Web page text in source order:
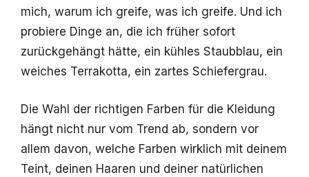
mich, warum ich greife, was ich greife. Und ich
probiere Dinge an, die ich früher sofort
zurückgehängt hätte, ein kühles Staubblau, ein
weiches Terrakotta, ein zartes Schiefergrau.
Die Wahl der richtigen Farben für die Kleidung
hängt nicht nur vom Trend ab, sondern vor
allem davon, welche Farben wirklich mit deinem
Teint, deinen Haaren und deiner natürlichen